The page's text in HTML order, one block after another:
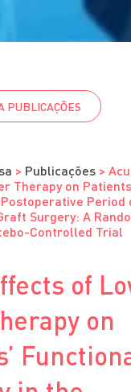
PUBLICAÇÕES
> Publicações >
Therapy on
Period
Surgery: A
Controlled Trial
of
on